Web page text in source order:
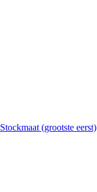
Stockmaat (grootste eerst)